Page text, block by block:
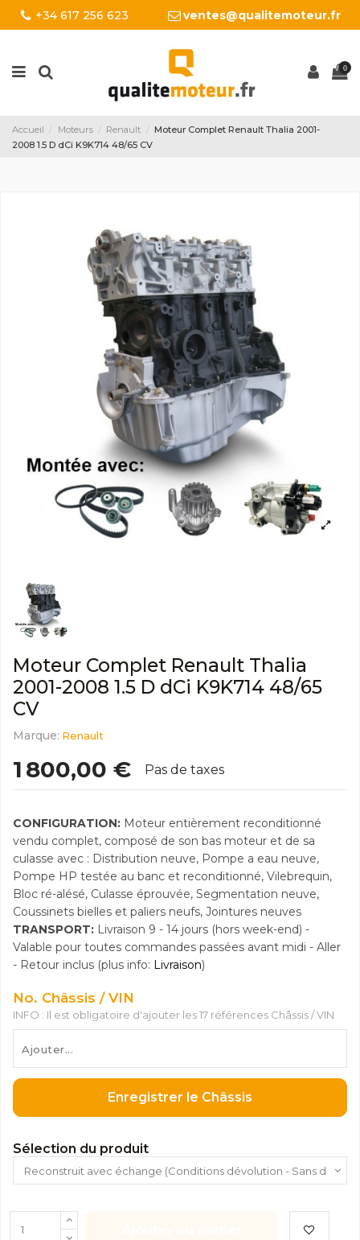
+34 617 256 623 ventes@qualitemoteur.fr
0
Accueil Moteurs Renault
Moteur Complet Renault Thalia 2001-
2008 1.5 D dCi K9K714 48/65 CV
Moteur Complet Renault Thalia
2001-2008 1.5 D dCi K9K714 48/65
CV
Marque: Renault
1 800,00 € Pas de taxes
CONFIGURATION: Moteur entièrement reconditionné
vendu complet, composé de son bas moteur et de sa
culasse avec : Distribution neuve, Pompe a eau neuve,
Pompe HP testée au banc et reconditionné, Vilebrequin,
Bloc ré-alésé, Culasse éprouvée, Segmentation neuve,
Coussinets bielles et paliers neufs, Jointures neuves
TRANSPORT: Livraison 9 - 14 jours (hors week-end) -
Valable pour toutes commandes passées avant midi - Aller
- Retour inclus (plus info: Livraison)
No. Châssis / VIN
INFO : Il est obligatoire d'ajouter les 17 références Châssis / VIN
Enregistrer le Châssis
Sélection du produit